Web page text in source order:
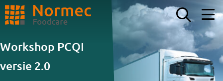
Workshop PCQI
versie 2.0